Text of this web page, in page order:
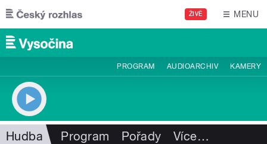
Přejít k hlavnímu obsahu
ŽIVĚ MENU
PROGRAM AUDIOARCHIV KAMERY
Hudba Program Pořady Více…